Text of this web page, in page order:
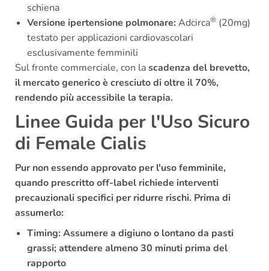
schiena
Versione ipertensione polmonare: Adcirca® (20mg)
testato per applicazioni cardiovascolari
esclusivamente femminili
Sul fronte commerciale, con lascadenza del brevetto,
il mercato generico è cresciuto di oltre il 70%,
rendendo più accessibile la terapia.
Linee Guida per l'Uso Sicuro
di Female Cialis
Pur non essendo approvato per l'uso femminile,
quando prescritto off-label richiede interventi
precauzionali specifici per ridurre rischi. Prima di
assumerlo:
Timing: Assumere a digiuno o lontano da pasti
grassi; attendere almeno30 minuti prima del
rapporto